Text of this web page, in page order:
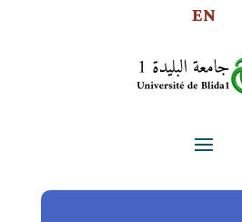
EN